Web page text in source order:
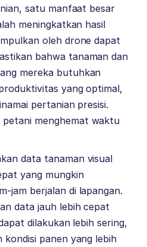
satu manfaat besar
meningkatkan hasil
oleh drone dapat
bahwa tanaman dan
mereka butuhkan
yang optimal,
pertanian presisi.
menghemat waktu
data tanaman visual
yang mungkin
jam berjalan di lapangan.
data jauh lebih cepat
dilakukan lebih sering,
kondisi panen yang lebih